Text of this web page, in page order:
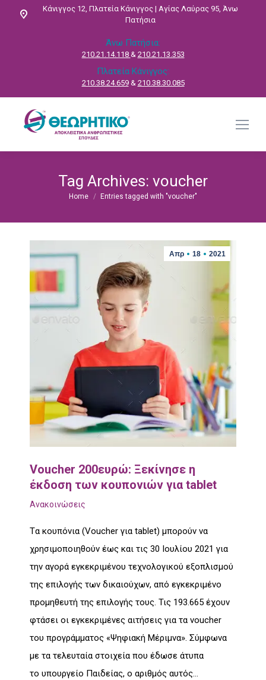
Κάνιγγος 12, Πλατεία Κάνιγγος | Αγίας Λαύρας 95, Άνω
Πατήσια
Άνω Πατήσια:
210.21.14.118 & 210.21.13.353
Πλατεία Κάνιγγος:
210.38.24.659& 210.38.30.085
Tag Archives: voucher
You are here:
Home Entries tagged with "voucher"
Απρ 18 2021
Voucher 200ευρώ: Ξεκίνησε η
έκδοση των κουπονιών για tablet
Ανακοινώσεις
Tα κουπόνια (Voucher για tablet) μπορούν να
χρησιμοποιηθούν έως και τις 30 Ιουλίου 2021 για
την αγορά εγκεκριμένου τεχνολογικού εξοπλισμού
της επιλογής των δικαιούχων, από εγκεκριμένο
προμηθευτή της επιλογής τους. Τις 193.665 έχουν
φτάσει οι εγκεκριμένες αιτήσεις για τα voucher
του προγράμματος «Ψηφιακή Μέριμνα». Σύμφωνα
με τα τελευταία στοιχεία που έδωσε άτυπα
το υπουργείο Παιδείας, ο αριθμός αυτός…